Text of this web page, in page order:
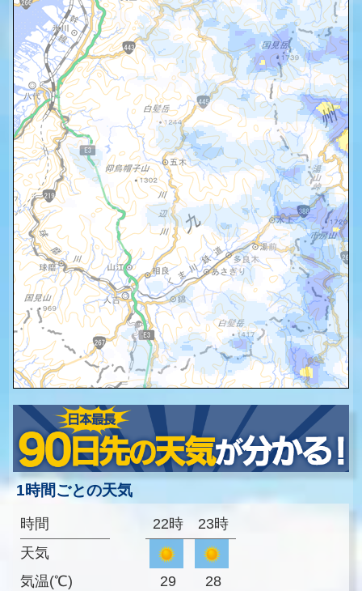
1時間ごとの天気
時間
天気
気温(℃)
22時 23時
29 28